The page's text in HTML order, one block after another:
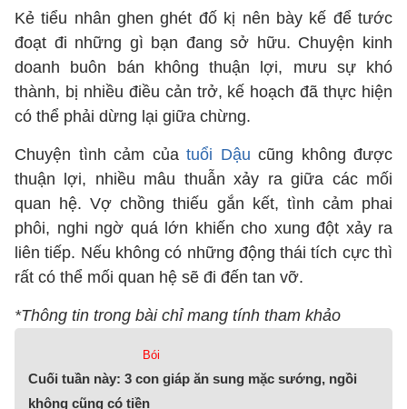
Kẻ tiểu nhân ghen ghét đố kị nên bày kế để tước
đoạt đi những gì bạn đang sở hữu. Chuyện kinh
doanh buôn bán không thuận lợi, mưu sự khó
thành, bị nhiều điều cản trở, kế hoạch đã thực hiện
có thể phải dừng lại giữa chừng.
Chuyện tình cảm của tuổi Dậu cũng không được
thuận lợi, nhiều mâu thuẫn xảy ra giữa các mối
quan hệ. Vợ chồng thiếu gắn kết, tình cảm phai
phôi, nghi ngờ quá lớn khiến cho xung đột xảy ra
liên tiếp. Nếu không có những động thái tích cực thì
rất có thể mối quan hệ sẽ đi đến tan vỡ.
*Thông tin trong bài chỉ mang tính tham khảo
Bói
Cuối tuần này: 3 con giáp ăn sung mặc sướng, ngồi
không cũng có tiền